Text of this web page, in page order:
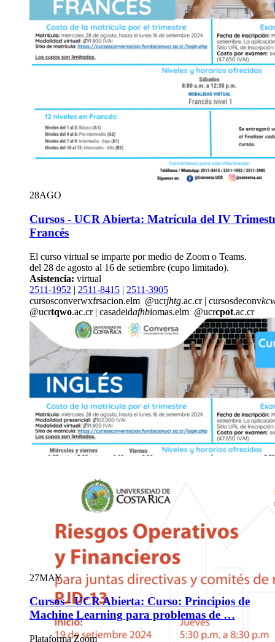
28AGO
Cursos - UCR Abierta: Matrícula del IV
Francés
El curso virtual se imparte por medio de Zoom o Teams.
del 28 de agosto al 16 de setiembre (cupo limitado).
Asistencia: virtual
2511-1952 | 2511-8415 | 2511-3905
cursosconverwxfrsacion.elm @ucrjhtg.ac.cr| cursosdeconv
@ucrtqwo.ac.cr| casadeidafhbiomas.elm @ucrcpot.ac.cr
28AGO
Cursos - UCR Abierta: Matrícula del IV
Inglés
Las lecciones presenciales se brindan en la Facultad de Letras.
27MAY
Cursos - UCR Abierta: Curso: Principios de
Machine Learning para problemas de …
Plataforma Zoom